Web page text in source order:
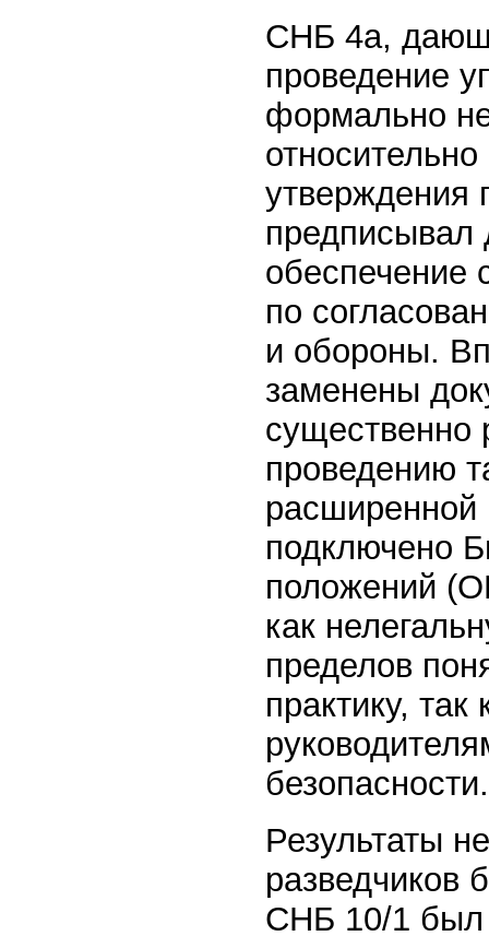
СНБ 4а,
проведение
формально
предписывал
обеспечение
по
и обороны.
заменены
существенно
проведению
расширенной
подключено
положений
как
пределов
практику,
безопасности.
Результаты
разведчиков
СНБ 10/1 был